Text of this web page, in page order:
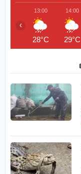
13:00
28°C
14:00
29°C
‹